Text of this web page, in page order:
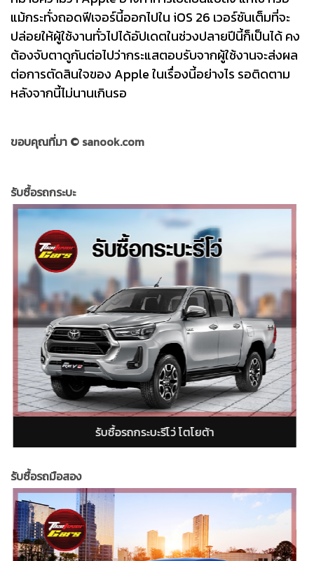
แม้กระทั่งถอดฟีเจอร์นี้ออกไปใน iOS 26 เวอร์ชันเต็มที่จะ
ปล่อยให้ผู้ใช้งานทั่วไปได้อัปเดตในช่วงปลายปีนี้ก็เป็นได้ คง
ต้องจับตาดูกันต่อไปว่ากระแสตอบรับจากผู้ใช้งานจะส่งผล
ต่อการตัดสินใจของ Apple ในเรื่องนี้อย่างไร รอติดตาม
หลังจากนี้ไม่นานเกินรอ
ขอบคุณที่มา © sanook.com
รับซื้อรถกระบะ
ะบะฟอร์ดเรนเจอร์ (Ford Ranger)
รับซื้อรถมือสอง